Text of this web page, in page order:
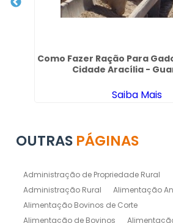
Como Fazer Ração Para
Cidade Aracília -
Saiba Mais
OUTRAS PÁGINAS
Administração de Propriedade Rural
Administração Rural
Alimentação
Alimentação Bovinos de Corte
Alimentação de Bovinos